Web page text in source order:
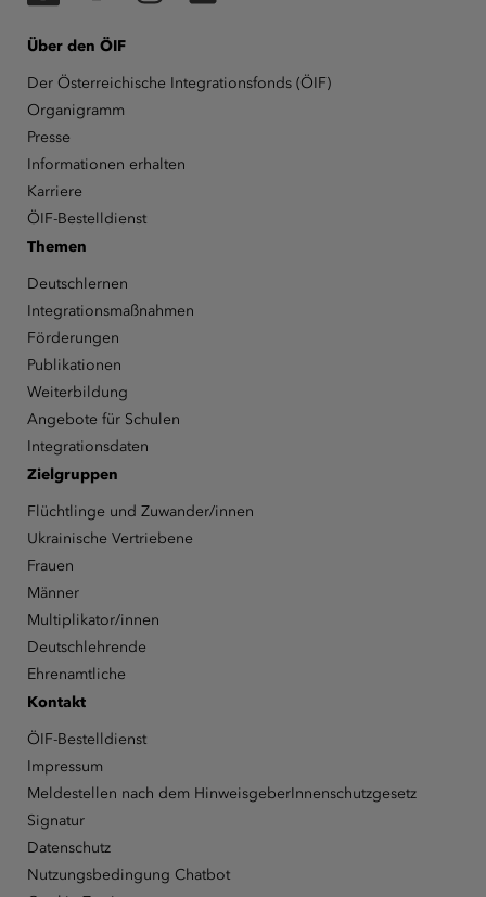
Über den ÖIF
Der Österreichische Integrationsfonds (ÖIF)
Organigramm
Presse
Informationen erhalten
Karriere
ÖIF-Bestelldienst
Themen
Deutschlernen
Integrationsmaßnahmen
Förderungen
Publikationen
Weiterbildung
Angebote für Schulen
Integrationsdaten
Zielgruppen
Flüchtlinge und Zuwander/innen
Ukrainische Vertriebene
Frauen
Männer
Multiplikator/innen
Deutschlehrende
Ehrenamtliche
Kontakt
ÖIF-Bestelldienst
Impressum
Meldestellen nach dem HinweisgeberInnenschutzgesetz
Signatur
Datenschutz
Nutzungsbedingung Chatbot